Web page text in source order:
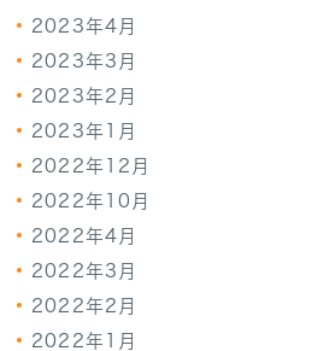
2023年4月
2023年3月
2023年2月
2023年1月
2022年12月
2022年10月
2022年4月
2022年3月
2022年2月
2022年1月